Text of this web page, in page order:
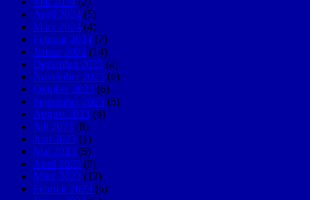
April 2024 (5)
März 2024 (4)
Februar 2024 (7)
Januar 2024 (14)
Dezember 2023 (4)
November 2023 (6)
Oktober 2023 (6)
September 2023 (5)
August 2023 (4)
Juli 2023 (8)
Juni 2023 (1)
Mai 2023 (5)
April 2023 (3)
März 2023 (12)
Februar 2023 (6)